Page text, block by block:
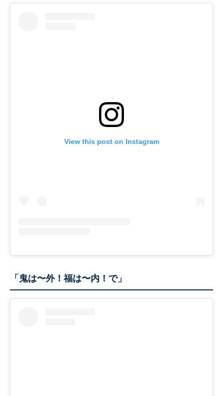
View this post on Instagram
「鬼は〜外！福は〜内！で」